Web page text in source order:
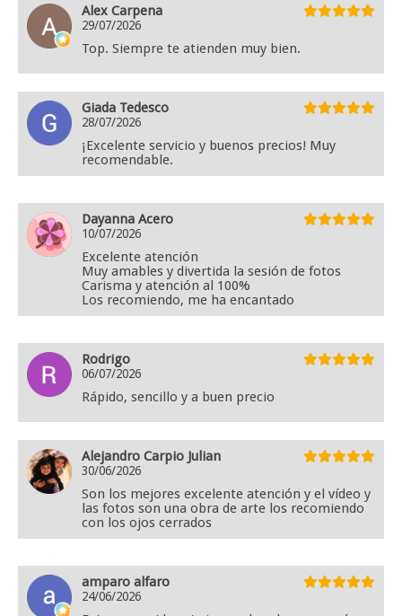
Alex Carpena
29/07/2026
Top. Siempre te atienden muy bien.
Giada Tedesco
28/07/2026
¡Excelente servicio y buenos precios! Muy
recomendable.
Dayanna Acero
10/07/2026
Excelente atención
Muy amables y divertida la sesión de fotos
Carisma y atención al 100%
Los recomiendo, me ha encantado
Rodrigo
06/07/2026
Rápido, sencillo y a buen precio
Alejandro Carpio Julian
30/06/2026
Son los mejores excelente atención y el vídeo y
las fotos son una obra de arte los recomiendo
con los ojos cerrados
amparo alfaro
24/06/2026